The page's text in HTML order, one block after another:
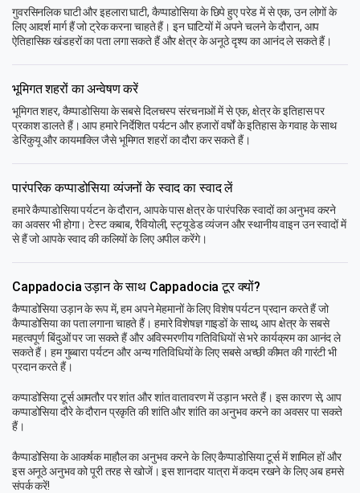
गुवरसिनलिक घाटी और इहलारा घाटी, कैप्पाडोसिया के छिपे हुए परेड में से एक, उन लोगों के
लिए आदर्श मार्ग हैं जो ट्रेक करना चाहते हैं। इन घाटियों में अपने चलने के दौरान, आप
ऐतिहासिक खंडहरों का पता लगा सकते हैं और क्षेत्र के अनूठे दृश्य का आनंद ले सकते हैं।
भूमिगत शहरों का अन्वेषण करें
भूमिगत शहर, कैप्पाडोसिया के सबसे दिलचस्प संरचनाओं में से एक, क्षेत्र के इतिहास पर
प्रकाश डालते हैं। आप हमारे निर्देशित पर्यटन और हजारों वर्षों के इतिहास के गवाह के साथ
डेरिंकुयू और कायमाक्लि जैसे भूमिगत शहरों का दौरा कर सकते हैं।
पारंपरिक कप्पाडोसिया व्यंजनों के स्वाद का स्वाद लें
हमारे कैप्पाडोसिया पर्यटन के दौरान, आपके पास क्षेत्र के पारंपरिक स्वादों का अनुभव करने
का अवसर भी होगा। टेस्ट कबाब, रैवियोली, स्ट्यूडेड व्यंजन और स्थानीय वाइन उन स्वादों में
से हैं जो आपके स्वाद की कलियों के लिए अपील करेंगे।
Cappadocia उड़ान के साथ Cappadocia टूर क्यों?
कैप्पाडोसिया उड़ान के रूप में, हम अपने मेहमानों के लिए विशेष पर्यटन प्रदान करते हैं जो
कैप्पाडोसिया का पता लगाना चाहते हैं। हमारे विशेषज्ञ गाइडों के साथ, आप क्षेत्र के सबसे
महत्वपूर्ण बिंदुओं पर जा सकते हैं और अविस्मरणीय गतिविधियों से भरे कार्यक्रम का आनंद ले
सकते हैं। हम गुब्बारा पर्यटन और अन्य गतिविधियों के लिए सबसे अच्छी कीमत की गारंटी भी
प्रदान करते हैं।
कप्पाडोसिया टूर्स आमतौर पर शांत और शांत वातावरण में उड़ान भरते हैं। इस कारण से, आप
कप्पाडोसिया दौरे के दौरान प्रकृति की शांति और शांति का अनुभव करने का अवसर पा सकते
हैं।
कैप्पाडोसिया के आकर्षक माहौल का अनुभव करने के लिए कैप्पाडोसिया टूर्स में शामिल हों और
इस अनूठे अनुभव को पूरी तरह से खोजें। इस शानदार यात्रा में कदम रखने के लिए अब हमसे
संपर्क करें!